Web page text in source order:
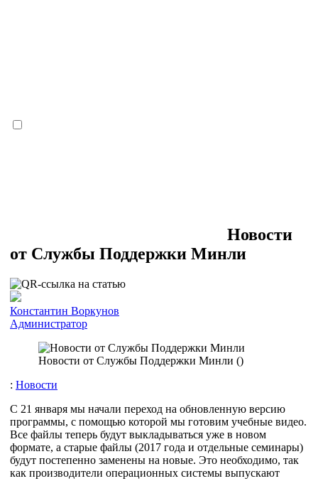
Новости
от Службы Поддержки Минли
Константин Воркунов
Администратор
Новости от Службы Поддержки Минли ()
: Новости
С 21 января мы начали переход на обновленную версию
программы, с помощью которой мы готовим учебные видео.
Все файлы теперь будут выкладываться уже в новом
формате, а старые файлы (2017 года и отдельные семинары)
будут постепенно заменены на новые. Это необходимо, так
как производители операционных системы выпускают